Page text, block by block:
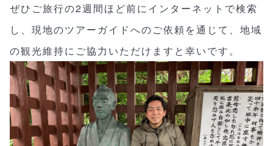
ぜひご旅行の2週間ほど前にインターネットで検索
し、現地のツアーガイドへのご依頼を通じて、地域
の観光維持にご協力いただけますと幸いです。